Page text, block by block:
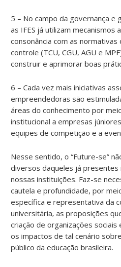
5 – No campo da governança e
as IFES já utilizam mecanismos
consonância com as
controle (TCU, CGU, AGU e
construir e aprimorar boas
6 – Cada vez mais iniciativas
empreendedoras são
áreas do conhecimento por
institucional a empresas
equipes de competição e a
Nesse sentido, o “Future-se”
diversos daqueles já presentes
nossas instituições. Faz-se
cautela e profundidade, por
específica e representativa da
universitária, as proposições
criação de organizações sociais
os impactos de tal cenário
público da educação brasileira.